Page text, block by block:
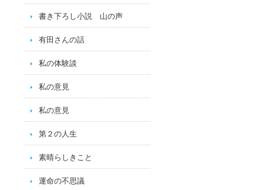
書き下ろし小説 山の声
有田さんの話
私の体験談
私の意見
私の意見
第２の人生
素晴らしきこと
運命の不思議